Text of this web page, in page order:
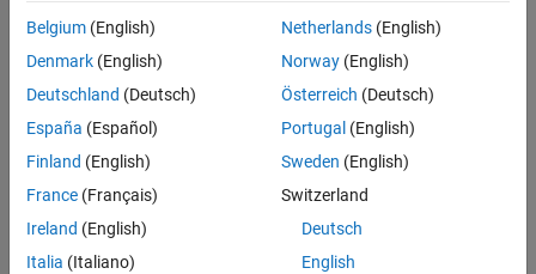
Belgium (English)
Denmark (English)
Deutschland (Deutsch)
España (Español)
Finland (English)
France (Français)
Ireland (English)
Italia (Italiano)
Netherlands(English)
Norway(English)
Österreich (Deutsch)
Portugal (English)
Sweden (English)
Switzerland
Deutsch
English